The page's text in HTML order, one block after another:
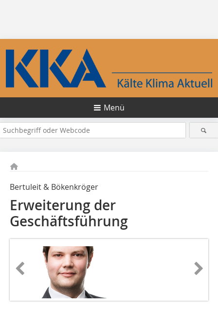
Menü
Bertuleit & Bökenkröger
Erweiterung der
Geschäftsführung